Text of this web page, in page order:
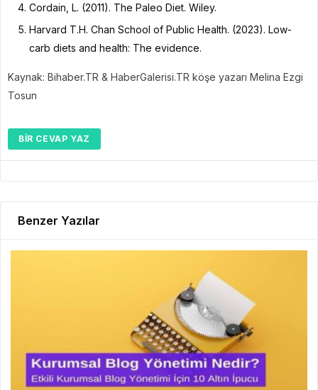
Cordain, L. (2011). The Paleo Diet. Wiley.
Harvard T.H. Chan School of Public Health. (2023). Low-
carb diets and health: The evidence.
Kaynak: Bihaber.TR & HaberGalerisi.TR köşe yazarı Melina Ezgi
Tosun
BIR CEVAP YAZ
Benzer Yazılar